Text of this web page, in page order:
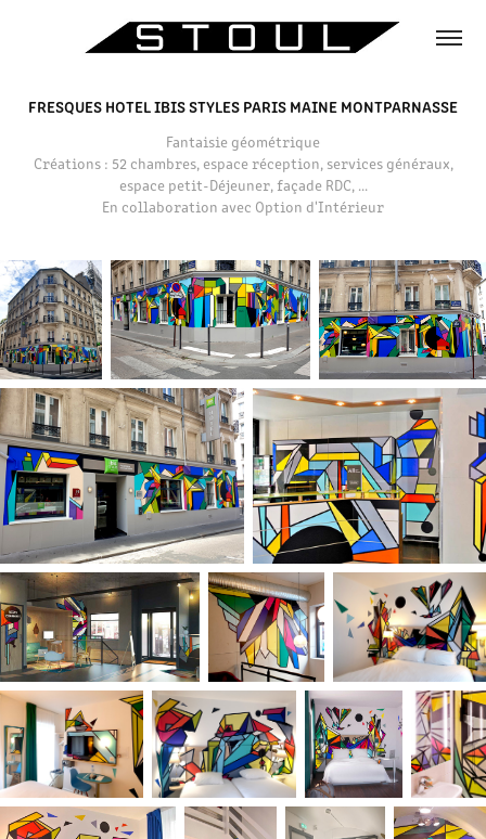
FRESQUES HOTEL IBIS STYLES PARIS MAINE MONTPARNASSE
Fantaisie géométrique
Créations : 52 chambres, espace réception, services généraux,
espace petit-Déjeuner, façade RDC, ...
En collaboration avec Option d'Intérieur